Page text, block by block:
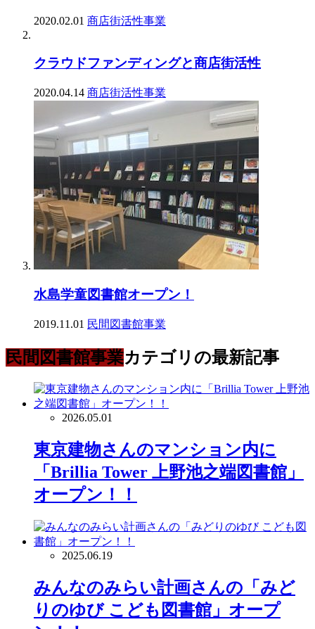
2020.02.01 商店街活性事業
クラウドファンディングと商店街活性
2020.04.14 商店街活性事業
水島学童図書館オープン！
2019.11.01 民間図書館事業
民間図書館事業カテゴリの最新記事
2026.05.01
東京建物さんのマンション内に
「Brillia Tower 上野池之端図書館」
オープン！！
2025.06.19
みんなのみらい計画さんの「みど
りのゆび こども図書館」オープ